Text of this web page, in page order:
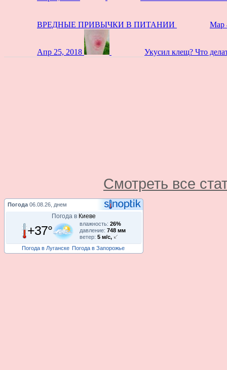
ВРЕДНЫЕ ПРИВЫЧКИ В ПИТАНИИ Мар
Апр 25, 2018 Укусил клещ? Что
Смотреть все
Погода 06.08.26, днем
Погода в Киеве
+37° влажность: 26%
давление: 748 мм
ветер: 5 м/с,
Погода в Луганске Погода в Запорожье